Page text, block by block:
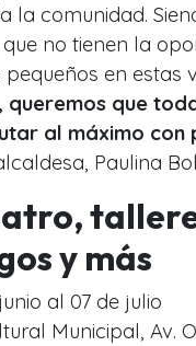
la comunidad.
no tienen la
en estas
queremos que
al máximo
Paulina
y más
al 07 de julio
Municipal, Av.